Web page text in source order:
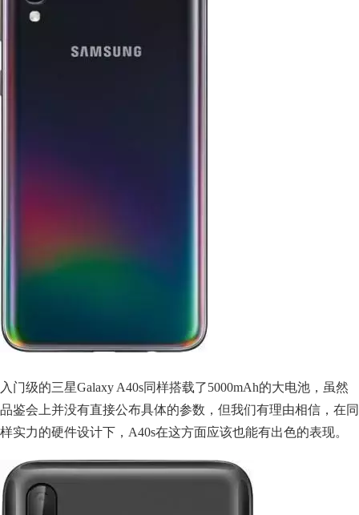
入门级的三星Galaxy A40s同样搭载了5000mAh的大电池，虽然
品鉴会上并没有直接公布具体的参数，但我们有理由相信，在同
样实力的硬件设计下，A40s在这方面应该也能有出色的表现。